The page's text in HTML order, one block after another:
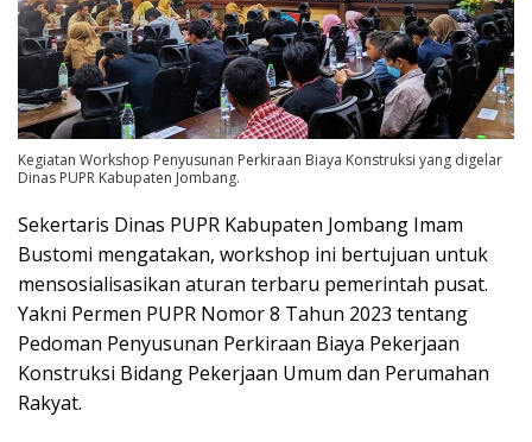
Kegiatan Workshop Penyusunan Perkiraan Biaya Konstruksi yang digelar
Dinas PUPR Kabupaten Jombang.
Sekertaris Dinas PUPR Kabupaten Jombang Imam
Bustomi mengatakan, workshop ini bertujuan untuk
mensosialisasikan aturan terbaru pemerintah pusat.
Yakni Permen PUPR Nomor 8 Tahun 2023 tentang
Pedoman Penyusunan Perkiraan Biaya Pekerjaan
Konstruksi Bidang Pekerjaan Umum dan Perumahan
Rakyat.